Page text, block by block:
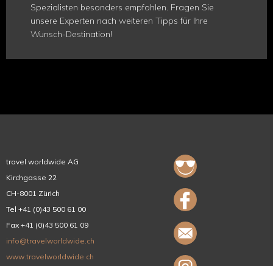
Spezialisten besonders empfohlen. Fragen Sie
unsere Experten nach weiteren Tipps für Ihre
Wunsch-Destination!
travel worldwide AG
Kirchgasse 22
CH-8001 Zürich
Tel +41 (0)43 500 61 00
Fax +41 (0)43 500 61 09
info@travelworldwide.ch
www.travelworldwide.ch